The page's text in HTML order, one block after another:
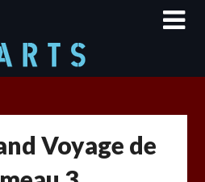
Voyage de